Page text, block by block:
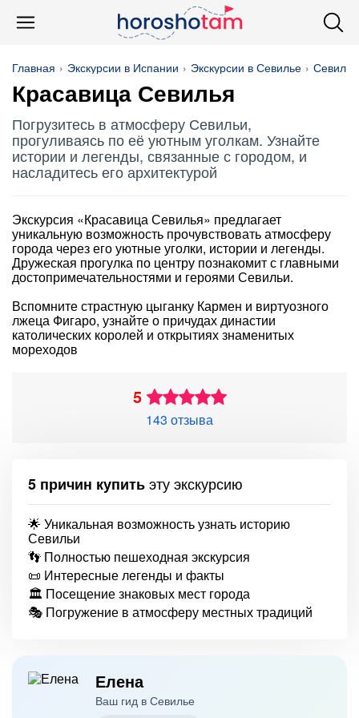
Главная Экскурсии в Испании Экскурсии в Севилье
Красавица Севилья
Погрузитесь в атмосферу Севильи,
прогуливаясь по её уютным уголкам. Узнайте
истории и легенды, связанные с городом, и
насладитесь его архитектурой
Экскурсия «Красавица Севилья» предлагает
уникальную возможность прочувствовать атмосферу
города через его уютные уголки, истории и легенды.
Дружеская прогулка по центру познакомит с главными
достопримечательностями и героями Севильи.
Вспомните страстную цыганку Кармен и виртуозного
лжеца Фигаро, узнайте о причудах династии
католических королей и открытиях знаменитых
мореходов
5
143 отзыва
5 причин купитьэту экскурсию
🌟 Уникальная возможность узнать историю
Севильи
👣 Полностью пешеходная экскурсия
📜 Интересные легенды и факты
🏛 Посещение знаковых мест города
🎭 Погружение в атмосферу местных традиций
Елена
Ваш гид в Севилье